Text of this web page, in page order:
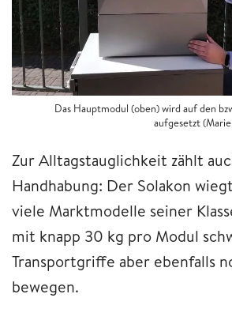
Das Hauptmodul (oben) wird auf den
aufgesetzt
Zur Alltagstauglichkeit zählt
Handhabung: Der Solakon
viele Marktmodelle seiner
mit knapp 30 kg pro Modul
Transportgriffe aber ebenfalls
bewegen.